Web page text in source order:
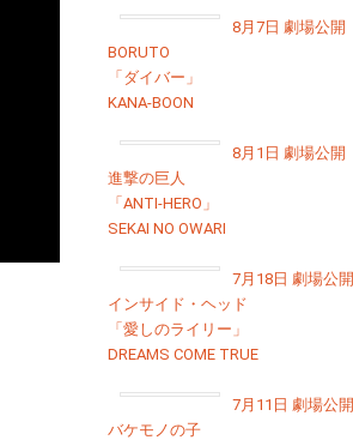
8月7日 劇場公開
BORUTO
「ダイバー」
KANA-BOON
8月1日 劇場公開
進撃の巨人
「ANTI-HERO」
SEKAI NO OWARI
7月18日 劇場公開
インサイド・ヘッド
「愛しのライリー」
DREAMS COME TRUE
7月11日 劇場公開
バケモノの子